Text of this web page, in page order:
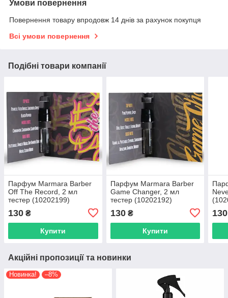
Умови повернення
Повернення товару впродовж 14 днів за рахунок покупця
Всі умови повернення
Подібні товари компанії
Парфум Marmara Barber
Off The Record, 2 мл
тестер (10202199)
130 ₴
Купити
Парфум Marmara Barber
Game Changer, 2 мл
тестер (10202192)
130₴
Купити
130
Акційні пропозиції та новинки
Новинка! –8%